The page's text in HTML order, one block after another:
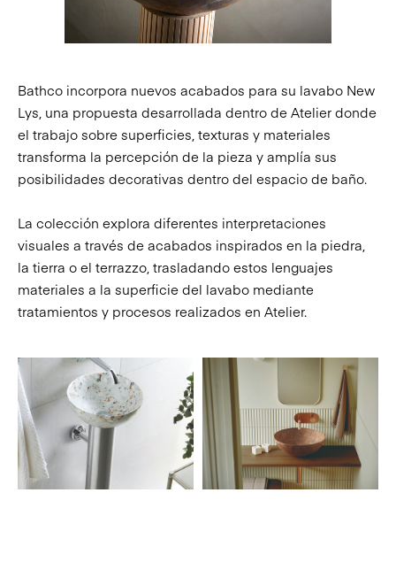
Bathco incorpora nuevos acabados para su lavabo New
Lys, una propuesta desarrollada dentro de Atelier donde
el trabajo sobre superficies, texturas y materiales
transforma la percepción de la pieza y amplía sus
posibilidades decorativas dentro del espacio de baño.
La colección explora diferentes interpretaciones
visuales a través de acabados inspirados en la piedra,
la tierra o el terrazzo, trasladando estos lenguajes
materiales a la superficie del lavabo mediante
tratamientos y procesos realizados en Atelier.